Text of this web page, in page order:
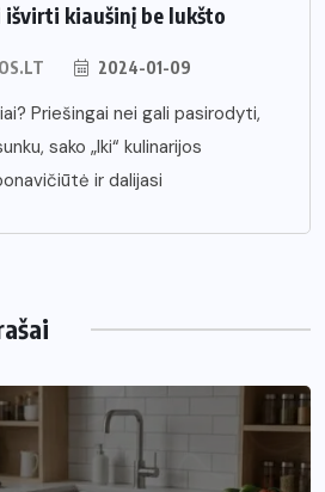
kiaušinį be lukšto
2024-01-09
Priešingai nei gali pasirodyti,
sako „Iki“ kulinarijos
ir dalijasi